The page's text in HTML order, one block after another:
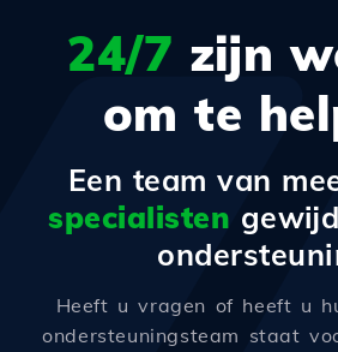
24/7 zijn
om te
Een team van
specialisten
Heeft u vragen of heeft u
ondersteuningsteam staat